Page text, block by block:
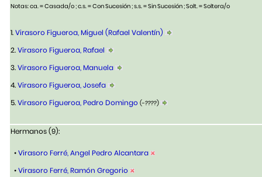
Notas: ca. = Casada/o ; c.s. = Con Sucesión ; s.s. = Sin Sucesión ; Solt. = Soltera/o
1.Virasoro Figueroa, Miguel (Rafael Valentín)
2.Virasoro Figueroa, Rafael
3.Virasoro Figueroa, Manuela
4.Virasoro Figueroa, Josefa
5.Virasoro Figueroa, Pedro Domingo (-????)
Hermanos (9):
•Virasoro Ferré, Angel Pedro Alcantara
•Virasoro Ferré, Ramón Gregorio